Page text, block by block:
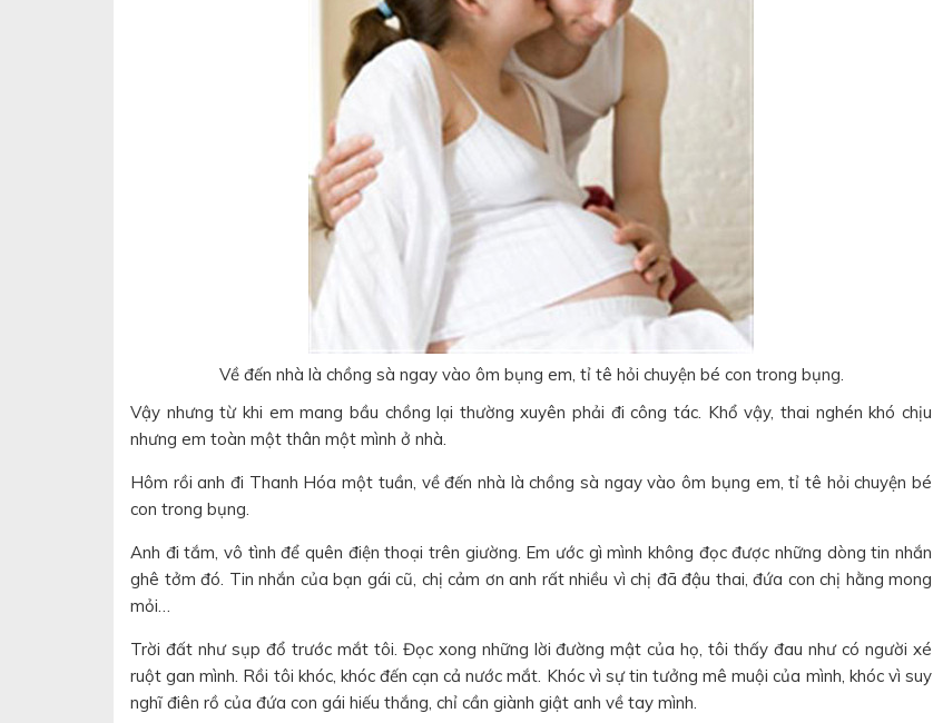
Về đến nhà là chồng sà ngay vào ôm bụng em, tỉ tê hỏi chuyện bé con trong bụng.
Vậy nhưng từ khi em mang bầu chồng lại thường xuyên phải đi công tác. Khổ vậy, thai nghén khó chịu
nhưng em toàn một thân một mình ở nhà.
Hôm rồi anh đi Thanh Hóa một tuần, về đến nhà là chồng sà ngay vào ôm bụng em, tỉ tê hỏi chuyện bé
con trong bụng.
Anh đi tắm, vô tình để quên điện thoại trên giường. Em ước gì mình không đọc được những dòng tin nhắn
ghê tởm đó. Tin nhắn của bạn gái cũ, chị cảm ơn anh rất nhiều vì chị đã đậu thai, đứa con chị hằng mong
mỏi…
Trời đất như sụp đổ trước mắt tôi. Đọc xong những lời đường mật của họ, tôi thấy đau như có người xé
ruột gan mình. Rồi tôi khóc, khóc đến cạn cả nước mắt. Khóc vì sự tin tưởng mê muội của mình, khóc vì suy
nghĩ điên rồ của đứa con gái hiếu thắng, chỉ cần giành giật anh về tay mình.